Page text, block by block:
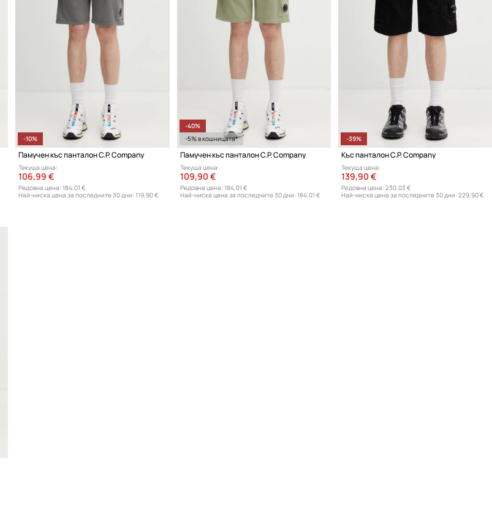
-10%
Памучен къс панталон C.P. Company
Текуща цена:
106,99 €
Редовна цена: 184,01 €
Най-ниска цена за последните 30 дни: 119,90 €
-40%
-5% в кошницата*
Памучен къс панталон C.P. Company
Текуща цена:
109,90 €
Редовна цена: 184,01 €
Най-ниска цена за последните 30 дни: 184,01 €
-39%
Къс панталон C.P. Company
Текуща цена:
139,90 €
Редовна цена: 230,03 €
Най-ниска цена за последните 30 дни: 229,90 €